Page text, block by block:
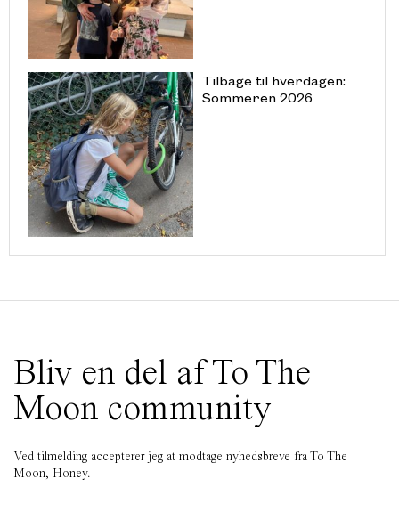
Tilbage til hverdagen:
Sommeren 2026
Bliv en del af To The
Moon community
Ved tilmelding accepterer jeg at modtage nyhedsbreve fra To The
Moon, Honey.